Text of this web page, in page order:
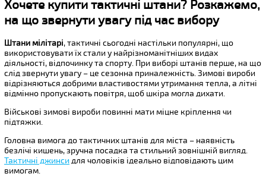
Хочете купити тактичні штани? Розкажемо,
на що звернути увагу під час вибору
Штани мілітарі, тактичні сьогодні настільки популярні, що
використовувати їх стали у найрізноманітніших видах
діяльності, відпочинку та спорту. При виборі штанів перше, на що
слід звернути увагу – це сезонна приналежність. Зимові вироби
відрізняються добрими властивостями утримання тепла, а літні
відмінно пропускають повітря, щоб шкіра могла дихати.
Військові зимові вироби повинні мати міцне кріплення чи
підтяжки.
Головна вимога до тактичних штанів для міста – наявність
безлічі кишень, зручна посадка та стильний зовнішній вигляд.
Тактичні джинсидля чоловіків ідеально відповідають цим
вимогам.